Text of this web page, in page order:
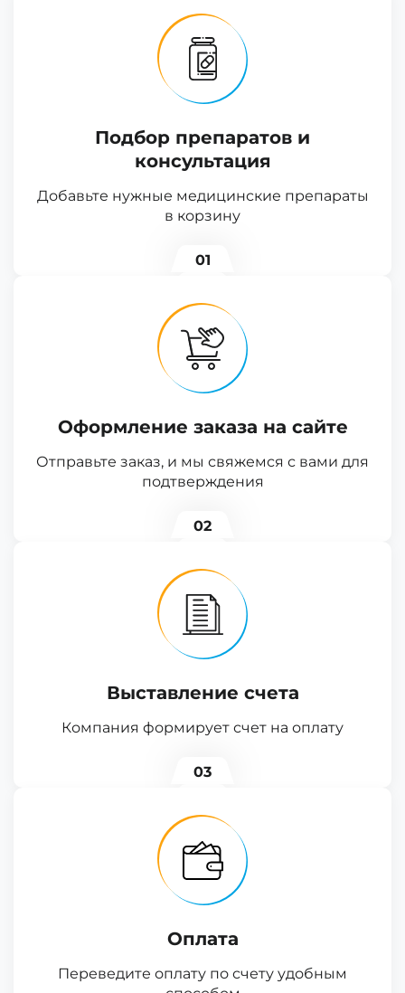
Подбор препаратов и
консультация
Добавьте нужные медицинские препараты
в корзину
01
Оформление заказа на сайте
Отправьте заказ, и мы свяжемся с вами для
подтверждения
02
Выставление счета
Компания формирует счет на оплату
03
Оплата
Переведите оплату по счету удобным